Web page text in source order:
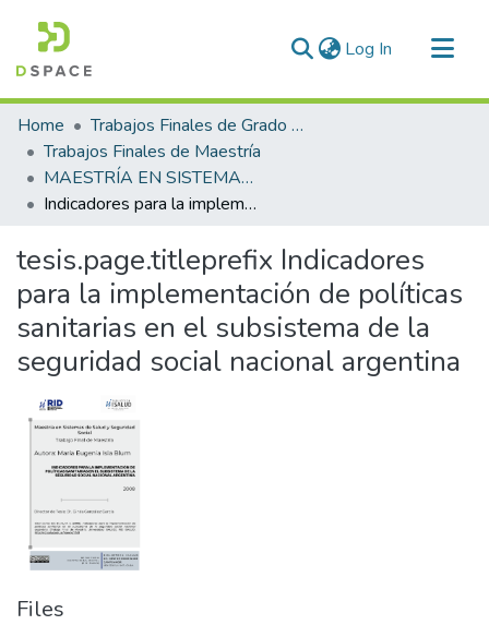
Log In (current)
Communities & Collections
All of DSpace
Statistics
Home
Trabajos Finales de Grado y Posgrado
Trabajos Finales de Maestría
MAESTRÍA EN SISTEMAS DE SALUD Y SEGURIDAD SOCIAL
Indicadores para la implementación de políticas sanitarias en el subsistema de la seguridad social nacional argentina
tesis.page.titleprefix Indicadores
para la implementación de políticas
sanitarias en el subsistema de la
seguridad social nacional argentina
Files